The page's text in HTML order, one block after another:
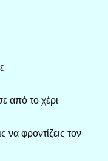
από το χέρι.
φροντίζεις τον